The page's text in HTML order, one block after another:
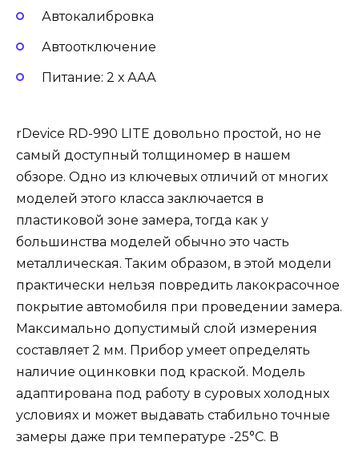
Автокалибровка
Автоотключение
Питание: 2 х ААА
rDevice RD-990 LITE довольно простой, но не
самый доступный толщиномер в нашем
обзоре. Одно из ключевых отличий от многих
моделей этого класса заключается в
пластиковой зоне замера, тогда как у
большинства моделей обычно это часть
металлическая. Таким образом, в этой модели
практически нельзя повредить лакокрасочное
покрытие автомобиля при проведении замера.
Максимально допустимый слой измерения
составляет 2 мм. Прибор умеет определять
наличие оцинковки под краской. Модель
адаптирована под работу в суровых холодных
условиях и может выдавать стабильно точные
замеры даже при температуре -25°С. В